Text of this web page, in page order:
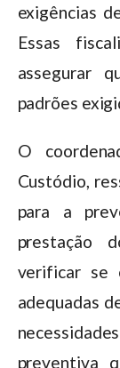
exigências
Essas
assegurar
padrões
O
Custódio,
para a
prestação
verificar se
adequadas
preventiva